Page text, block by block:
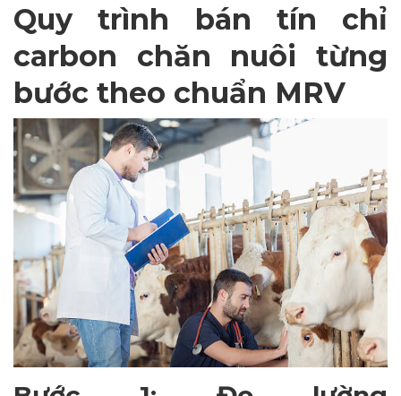
Quy trình bán tín chỉ
carbon chăn nuôi từng
bước theo chuẩn MRV